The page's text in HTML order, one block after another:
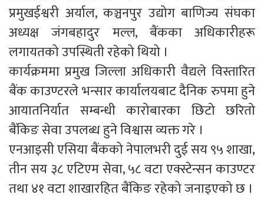
प्रमुखईश्वरी अर्याल, कञ्चनपुर उद्योग बाणिज्य संघका
अध्यक्ष जंगबहादुर मल्ल, बैंकका अधिकारीहरू
लगायतको उपस्थिती रहेको थियो ।
कार्यक्रममा प्रमुख जिल्ला अधिकारी वैद्यले विस्तारित
बैंक काउण्टरले भन्सार कार्यालयबाट दैनिक रुपमा हुने
आयातनिर्यात सम्बन्धी कारोबारका छिटो छरितो
बैंकिङ सेवा उपलब्ध हुने विश्वास व्यक्त गरे ।
एनआइसी एसिया बैंकको नेपालभरी दुई सय ९५ शाखा,
तीन सय ३८ एटिएम सेवा, ५८ वटा एक्स्टेन्सन काउण्टर
तथा ४१ वटा शाखारहित बैंकिङ रहेको जनाइएको छ ।